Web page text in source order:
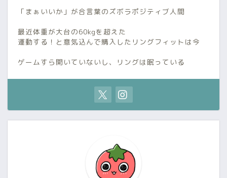
「まぁいいか」が合言葉のズボラポジティブ人間
最近体重が大台の60kgを超えた
運動する！と意気込んで購入したリングフィットは今
ゲームすら開いていないし、リングは眠っている